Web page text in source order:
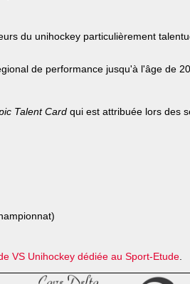
du unihockey particulièrement
de performance jusqu'à l'âge de
Talent Card qui est attribuée lors des
VS Unihockey dédiée au Sport-Etude.